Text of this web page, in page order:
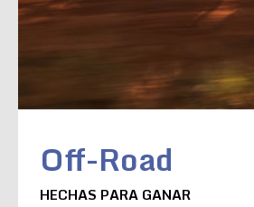
Off-Road
HECHAS PARA GANAR